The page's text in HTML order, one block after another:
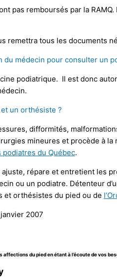
pas remboursés par la
remettra tous les documents
du médecin pour consulter un
podiatrique. Il est donc
un orthésiste ?
difformités,
mineures et procède à
podiatres du Québec.
répare et entretient les
ou un podiatre. Détenteur
et orthésistes du pied ou de
2007
du pied en étant à l’écoute de vos